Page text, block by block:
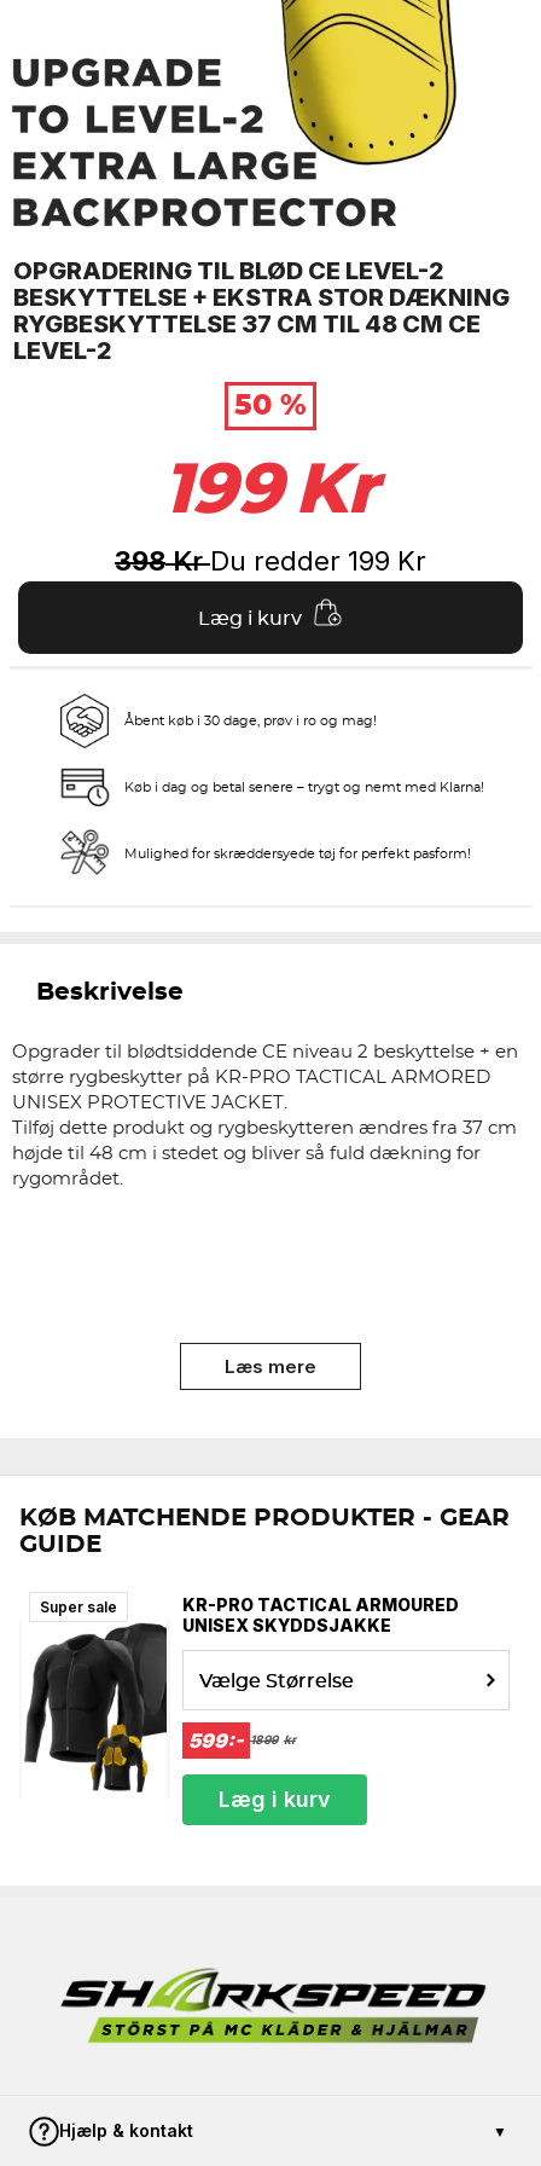
OPGRADERING TIL BLØD CE LEVEL-2
BESKYTTELSE + EKSTRA STOR DÆKNING
RYGBESKYTTELSE 37 CM TIL 48 CM CE
LEVEL-2
50 %
199 Kr
398KrDu redder 199 Kr
Læg i kurv
Åbent køb i 30 dage, prøv i ro og mag!
Køb i dag og betal senere – trygt og nemt med Klarna!
Mulighed for skræddersyede tøj for perfekt pasform!
Beskrivelse
Opgrader til blødtsiddende CE niveau 2 beskyttelse + en
større rygbeskytter på KR-PRO TACTICAL ARMORED
UNISEX PROTECTIVE JACKET.
Tilføj dette produkt og rygbeskytteren ændres fra 37 cm
højde til 48 cm i stedet og bliver så fuld dækning for
rygområdet.
Læs mere
KØB MATCHENDE PRODUKTER - GEAR
GUIDE
Super sale
KR-PRO TACTICAL ARMOURED
UNISEX SKYDDSJAKKE
Vælge Størrelse
599:- 1899 kr
Læg i kurv
Hjælp & kontakt ▼